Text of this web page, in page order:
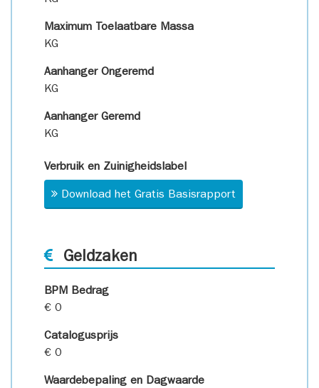
Maximum Toelaatbare Massa
KG
Aanhanger Ongeremd
KG
Aanhanger Geremd
KG
Verbruik en Zuinigheidslabel
Download het Gratis Basisrapport
Geldzaken
BPM Bedrag
€ 0
Catalogusprijs
€ 0
Waardebepaling en Dagwaarde